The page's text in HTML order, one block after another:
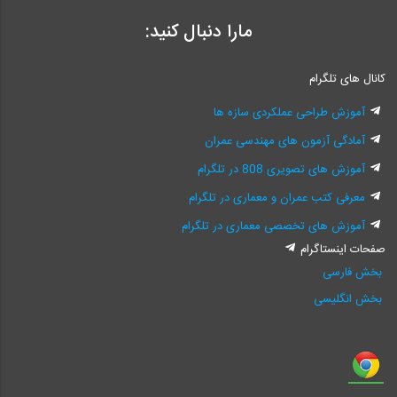
مارا دنبال کنید:
کانال های تلگرام
آموزش طراحی عملکردی سازه ها
آمادگی آزمون های مهندسی عمران
آموزش های تصویری 808 در تلگرام
معرفی کتب عمران و معماری در تلگرام
آموزش های تخصصی معماری در تلگرام
صفحات اینستاگرام
بخش فارسی
بخش انگلیسی